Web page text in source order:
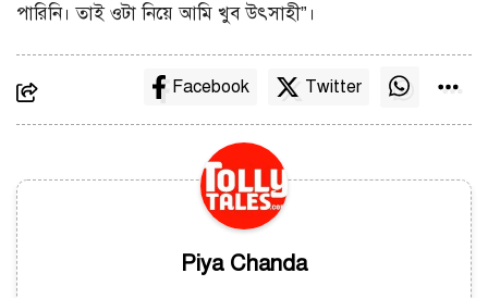
পারিনি। তাই ওটা নিয়ে আমি খুব উৎসাহী”।
Facebook Twitter
Piya Chanda